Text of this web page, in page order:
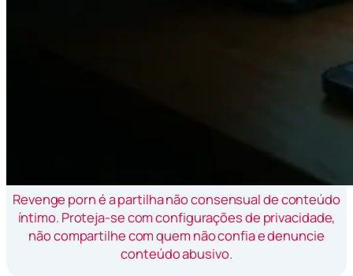
Revenge porn é a partilha não consensual de conteúdo
íntimo. Proteja-se com configurações de privacidade,
não compartilhe com quem não confia e denuncie
conteúdo abusivo.